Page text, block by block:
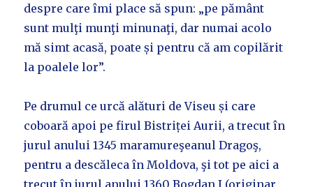
despre care îmi place să spun: „pe pământ
sunt mulţi munţi minunaţi, dar numai acolo
mă simt acasă, poate și pentru că am copilărit
la poalele lor”.
Pe drumul ce urcă alături de Viseu și care
coboară apoi pe firul Bistriței Aurii, a trecut în
jurul anului 1345 maramureşeanul Dragoş,
pentru a descăleca în Moldova, şi tot pe aici a
trecut în jurul anului 1360 Bogdan I (originar